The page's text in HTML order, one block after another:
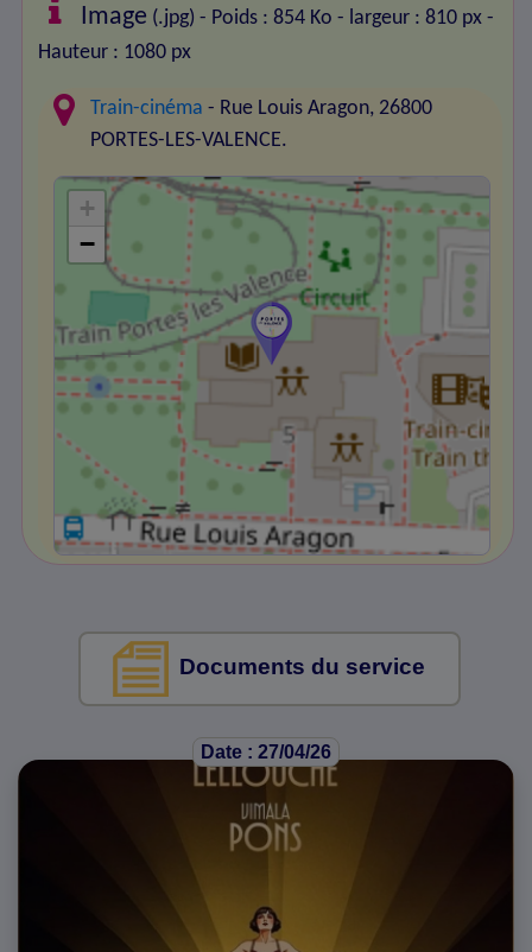
Image (.jpg) - Poids : 854 Ko - largeur : 810 px -
Hauteur : 1080 px
Train-cinéma - Rue Louis Aragon, 26800
PORTES-LES-VALENCE.
+
−
Documents du service
Date : 27/04/26